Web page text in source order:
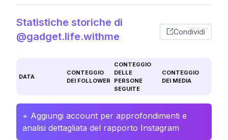
Statistiche storiche di
@gadget.life.withme
Condividi
DATA
CONTEGGIO
DEI FOLLOWER
CONTEGGIO
DELLE
PERSONE
SEGUITE
CONTEGGIO
DEI MEDIA
+ Aggiungi account per approfondimenti e
analisi dettagliata del rapporto Instagram